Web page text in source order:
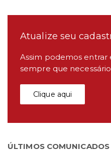
Atualize seu
Assim podemos
sempre que
Clique aqui
ÚLTIMOS COMUNICADOS